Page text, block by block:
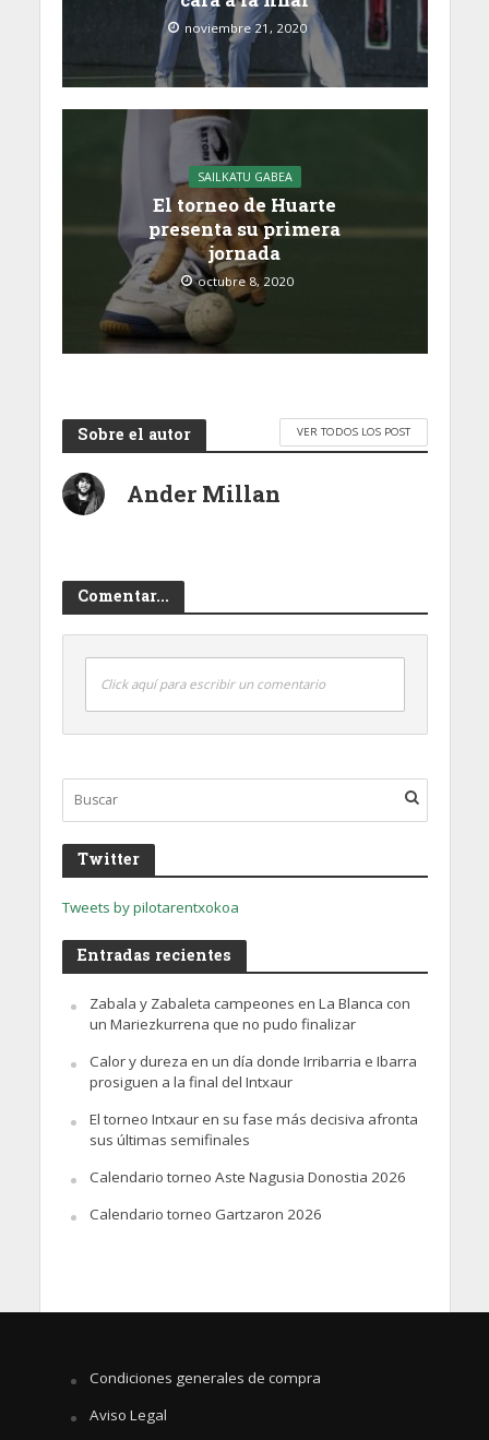
noviembre 21, 2020
SAILKATU GABEA
El torneo de Huarte
presenta su primera
jornada
octubre 8, 2020
Sobre el autor VER TODOS LOS POST
Ander Millan
Comentar...
Click aquí para escribir un comentario
Twitter
Tweets by pilotarentxokoa
Entradas recientes
Zabala y Zabaleta campeones en La Blanca con
un Mariezkurrena que no pudo finalizar
Calor y dureza en un día donde Irribarria e Ibarra
prosiguen a la final del Intxaur
El torneo Intxaur en su fase más decisiva afronta
sus últimas semifinales
Calendario torneo Aste Nagusia Donostia 2026
Calendario torneo Gartzaron 2026
Condiciones generales de compra
Aviso Legal